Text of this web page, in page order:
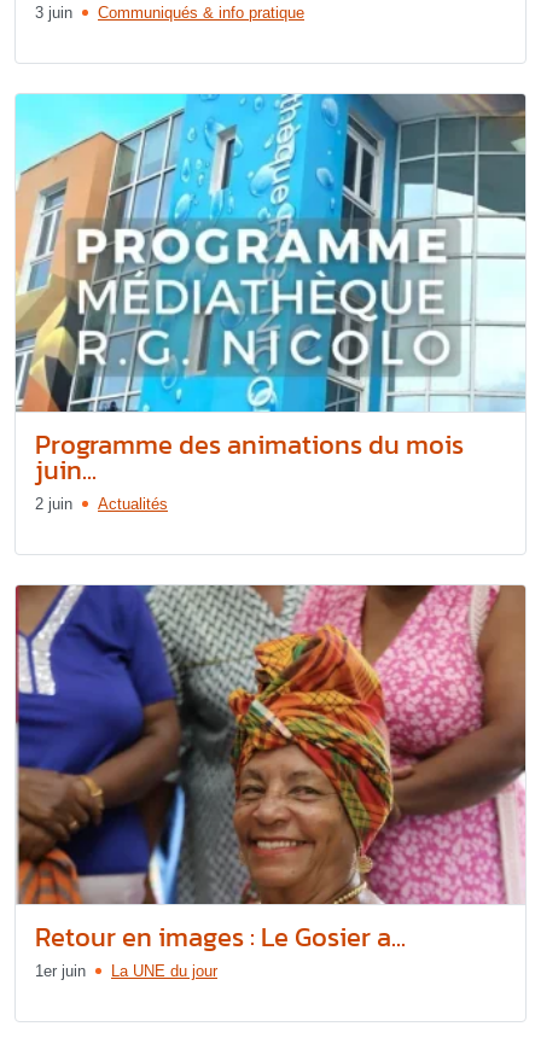
3 juin Communiqués & info pratique
Programme des animations du mois
juin...
2 juin Actualités
Retour en images : Le Gosier a...
1er juin La UNE du jour